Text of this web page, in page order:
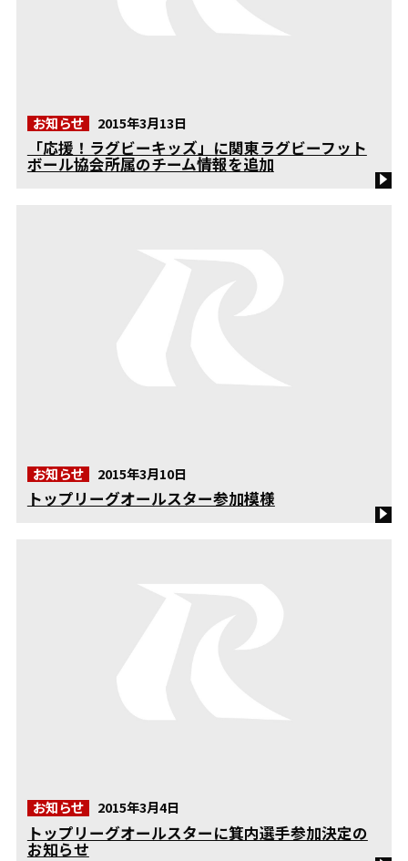
お知らせ 2015年3月13日
「応援！ラグビーキッズ」に関東ラグビーフット
ボール協会所属のチーム情報を追加
お知らせ 2015年3月10日
トップリーグオールスター参加模様
お知らせ 2015年3月4日
トップリーグオールスターに箕内選手参加決定の
お知らせ